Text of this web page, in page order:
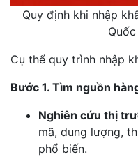
Quy định khi nhập
Cụ thể quy trình nhập
Bước 1. Tìm nguồn
Nghiên cứu thị
mã, dung lượng,
phổ biến.